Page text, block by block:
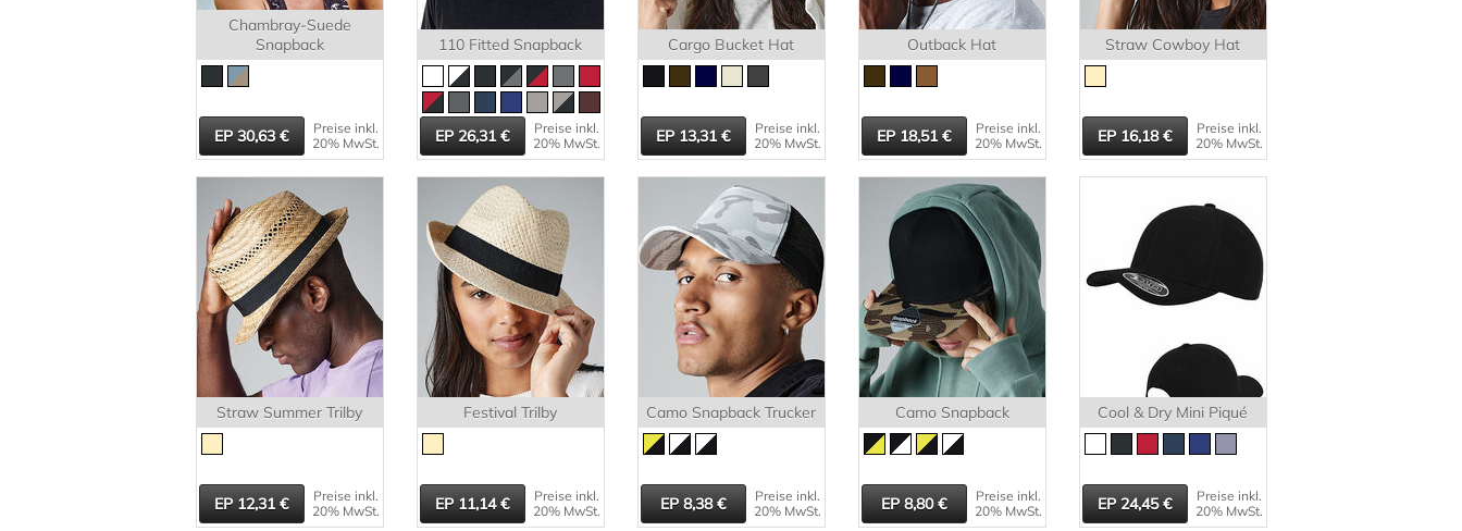
Chambray-Suede
Snapback
30,63
Preise inkl.
20% MwSt.
110 Fitted Snapback
26,31
Preise inkl.
20% MwSt.
Cargo Bucket Hat
13,31
Preise inkl.
20% MwSt.
Outback Hat
18,51
Preise inkl.
20% MwSt.
Straw Cowboy Hat
16,18
Preise inkl.
20% MwSt.
Straw Summer Trilby
12,31
Preise inkl.
20% MwSt.
Festival Trilby
11,14
Preise inkl.
20% MwSt.
Camo Snapback Trucker
8,38
Preise inkl.
20% MwSt.
Camo Snapback
8,80
Preise inkl.
20% MwSt.
Cool & Dry Mini Piqué
24,45
Preise inkl.
20% MwSt.